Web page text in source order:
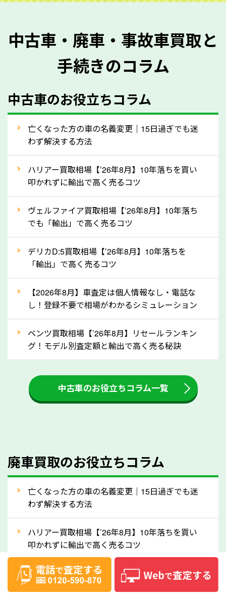
質問させていただく内容は以下の通りとなります。
メーカー／車種
型式／グレード
走行距離（例：約〇万キロ）
車検の満了日
内装や外装の状態
定を行い高価買取価格をつけやすくなります。
ってきます！
自動車税の還付金は、先に年払いしていた自動車税が
月割りで返還されるものです。ですから、自動車税の
還付金は早めに売却するほど多く還付されます。不要
な車は早めに廃車手続きをしたほうが良いでしょう。
③自動車税の還付金の扱いについて確認し
ましょう！
車を廃車にすると、自動車税の還付金を受け取ること
ができる場合があります。廃車買取業者の中には、還
付金をお客様に返還しない業者もあります。廃車査定
をする際には、自動車税の還付金の返還があるかどう
かを確認するようにしてください。北海道のソコカラ
人気の車種は廃車の状態でも、高価買取が可能です。
産車は高く買取が可能です。「廃車＝買取できない」
なら廃車の車も適正価格で買取できます。他社で買取
拒否となった車も価格がつく可能性があるので、諦め
ずに北海道の「ソコカラ」にご相談ください。古い車
でも高価買取が可能なケースは珍しくないため、まず
はWebで簡単にできる無料査定をお試しください。
中古車・廃車・事故車買取と
手続きのコラム
中古車のお役立ちコラム
亡くなった方の車の名義変更｜15日過ぎでも迷
わず解決する方法
ハリアー買取相場【’26年8月】10年落ちを買い
叩かれずに輸出で高く売るコツ
ヴェルファイア買取相場【’26年8月】10年落ち
でも「輸出」で高く売るコツ
デリカD:5買取相場【’26年8月】10年落ちを
「輸出」で高く売るコツ
【2026年8月】車査定は個人情報なし・電話な
し！登録不要で相場がわかるシミュレーション
ベンツ買取相場【’26年8月】リセールランキン
グ！モデル別査定額と輸出で高く売る秘訣
中古車のお役立ちコラム一覧
廃車買取のお役立ちコラム
亡くなった方の車の名義変更｜15日過ぎでも迷
わず解決する方法
ハリアー買取相場【’26年8月】10年落ちを買い
叩かれずに輸出で高く売るコツ
ヴェルファイア買取相場【’26年8月】10年落ち
でも「輸出」で高く売るコツ